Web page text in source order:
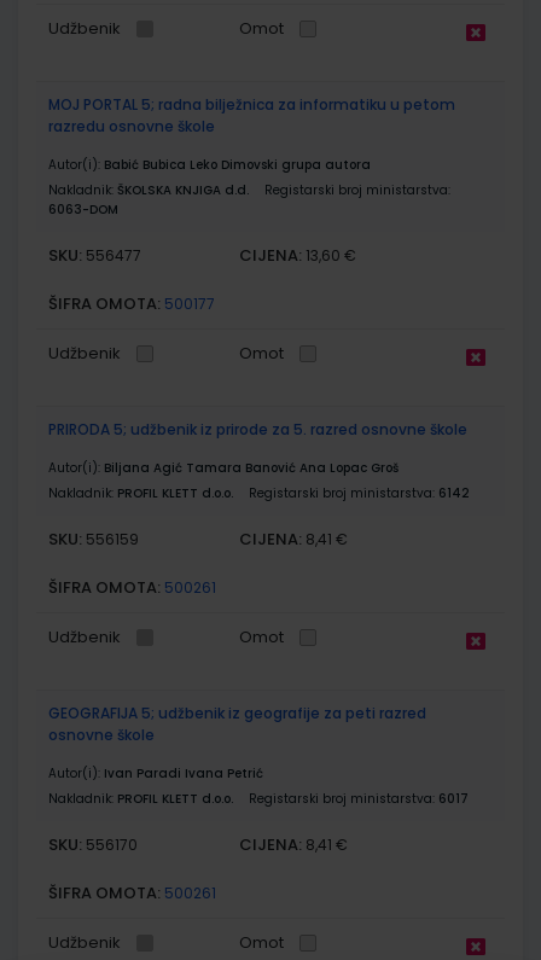
Udžbenik Omot
MOJ PORTAL 5; radna bilježnica za informatiku u petom
razredu osnovne škole
Autor(i): Babić Bubica Leko Dimovski grupa autora
Nakladnik: ŠKOLSKA KNJIGA d.d.
Registarski broj ministarstva:
6063-DOM
SKU: 556477 CIJENA: 13,60 €
ŠIFRA OMOTA: 500177
Udžbenik Omot
PRIRODA 5; udžbenik iz prirode za 5. razred osnovne škole
Autor(i): Biljana Agić Tamara Banović Ana Lopac Groš
Nakladnik: PROFIL KLETT d.o.o. Registarski broj ministarstva: 6142
SKU: 556159 CIJENA: 8,41 €
ŠIFRA OMOTA: 500261
Udžbenik Omot
GEOGRAFIJA 5; udžbenik iz geografije za peti razred
osnovne škole
Autor(i): Ivan Paradi Ivana Petrić
Nakladnik: PROFIL KLETT d.o.o. Registarski broj ministarstva: 6017
SKU: 556170 CIJENA: 8,41 €
ŠIFRA OMOTA: 500261
Udžbenik Omot